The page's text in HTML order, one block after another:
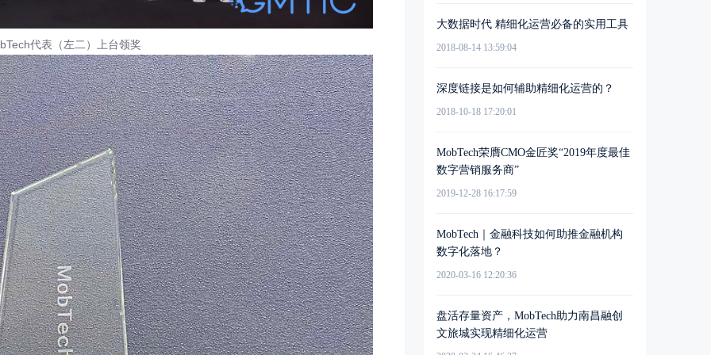
代表（左二）上台领奖
大数据时代 精细化运营必备的实用工具
2018-08-14 13:59:04
深度链接是如何辅助精细化运营的？
2018-10-18 17:20:01
MobTech荣膺CMO金匠奖“2019年度最佳
数字营销服务商”
2019-12-28 16:17:59
MobTech｜金融科技如何助推金融机构
数字化落地？
2020-03-16 12:20:36
盘活存量资产，MobTech助力南昌融创
文旅城实现精细化运营